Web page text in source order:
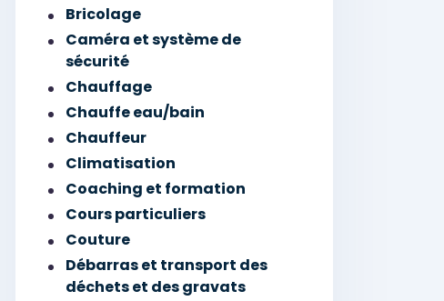
Bricolage
Caméra et système de
sécurité
Chauffage
Chauffe eau/bain
Chauffeur
Climatisation
Coaching et formation
Cours particuliers
Couture
Débarras et transport des
déchets et des gravats